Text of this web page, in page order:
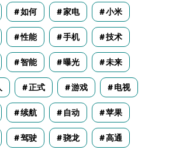
如何 家电 小米
性能 手机 技术
智能 曝光 未来
正式 游戏 电视
续航 自动 苹果
驾驶 骁龙 高通